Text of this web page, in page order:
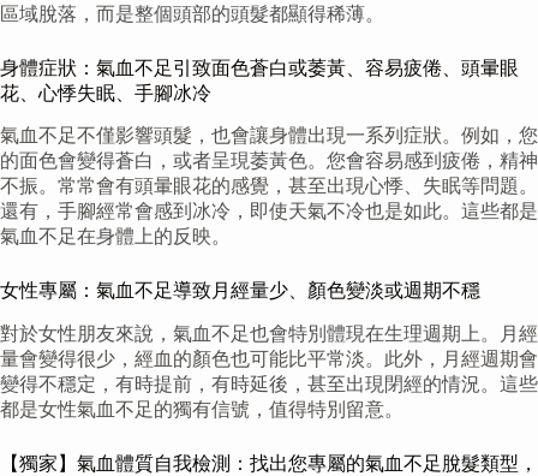
區域脫落，而是整個頭部的頭髮都顯得稀薄。
身體症狀：氣血不足引致面色蒼白或萎黃、容易疲倦、頭暈眼
花、心悸失眠、手腳冰冷
氣血不足不僅影響頭髮，也會讓身體出現一系列症狀。例如，您
的面色會變得蒼白，或者呈現萎黃色。您會容易感到疲倦，精神
不振。常常會有頭暈眼花的感覺，甚至出現心悸、失眠等問題。
還有，手腳經常會感到冰冷，即使天氣不冷也是如此。這些都是
氣血不足在身體上的反映。
女性專屬：氣血不足導致月經量少、顏色變淡或週期不穩
對於女性朋友來說，氣血不足也會特別體現在生理週期上。月經
量會變得很少，經血的顏色也可能比平常淡。此外，月經週期會
變得不穩定，有時提前，有時延後，甚至出現閉經的情況。這些
都是女性氣血不足的獨有信號，值得特別留意。
【獨家】氣血體質自我檢測：找出您專屬的氣血不足脫髮類型，